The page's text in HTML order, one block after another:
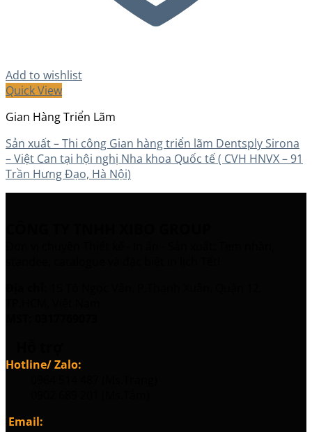
Add to wishlist
Quick View
Gian Hàng Triển Lãm
Sản xuất – Thi công Gian hàng triển lãm Dentsply Sirona
– Việt Can tại hội nghị Nha khoa Quốc tế ( CVH HNVX – 91
Trần Hưng Đạo, Hà Nội)
Hotline/ Zalo:
Email: